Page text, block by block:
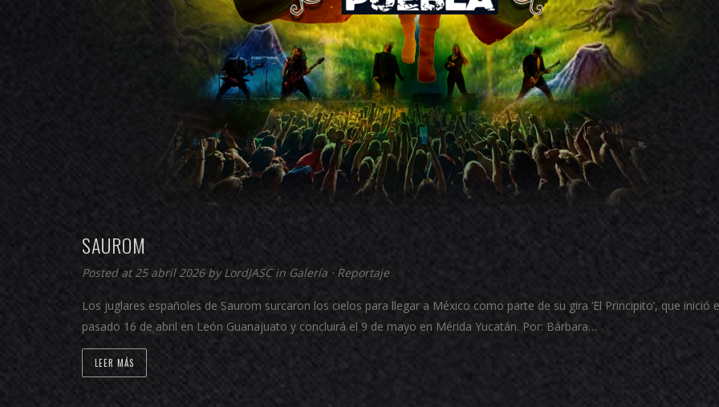
SAUROM
Posted at 25 abril 2026 by LordJASCin Galería ⋅ Reportaje
Los juglares españoles de Saurom surcaron los cielos para llegar a México como parte de su gira ‘El Principito’, que inició
pasado 16 de abril en León Guanajuato y concluirá el 9 de mayo en Mérida Yucatán. Por: Bárbara…
LEER MÁS